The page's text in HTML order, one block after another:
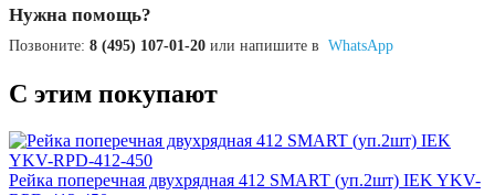
Нужна помощь?
Позвоните: 8 (495) 107-01-20 или напишите в WhatsApp
С этим покупают
Рейка поперечная двухрядная 412 SMART (уп.2шт) IEK YKV-